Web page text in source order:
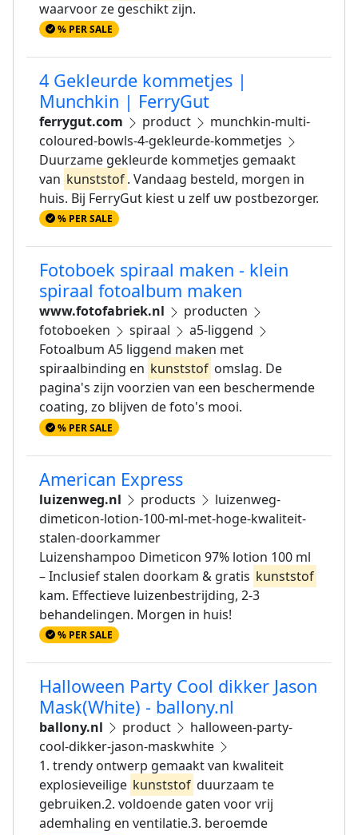
waarvoor ze geschikt zijn.
% PER SALE
4 Gekleurde kommetjes |
Munchkin | FerryGut
ferrygut.com product
munchkin-multi-
coloured-bowls-4-gekleurde-kommetjes
Duurzame gekleurde kommetjes gemaakt
van kunststof. Vandaag besteld, morgen in
huis. Bij FerryGut kiest u zelf uw postbezorger.
% PER SALE
Fotoboek spiraal maken - klein
spiraal fotoalbum maken
www.fotofabriek.nl
producten
fotoboeken
spiraal
a5-liggend
Fotoalbum A5 liggend maken met
spiraalbinding en kunststof omslag. De
pagina's zijn voorzien van een beschermende
coating, zo blijven de foto's mooi.
% PER SALE
American Express
luizenweg.nl products
luizenweg-
dimeticon-lotion-100-ml-met-hoge-kwaliteit-
stalen-doorkammer
Luizenshampoo Dimeticon 97% lotion 100 ml
– Inclusief stalen doorkam & gratis kunststof
kam. Effectieve luizenbestrijding, 2-3
behandelingen. Morgen in huis!
% PER SALE
Halloween Party Cool dikker Jason
Mask(White) - ballony.nl
ballony.nl product
halloween-party-
cool-dikker-jason-maskwhite
1. trendy ontwerp gemaakt van kwaliteit
explosieveilige kunststof duurzaam te
gebruiken.2. voldoende gaten voor vrij
ademhaling en ventilatie.3. beroemde